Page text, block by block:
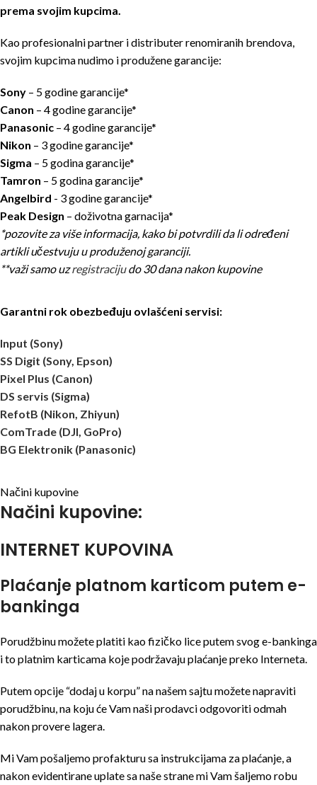
prema svojim kupcima.
Kao profesionalni partner i distributer renomiranih brendova,
svojim kupcima nudimo i produžene garancije:
Sony – 5 godine garancije*
Canon – 4 godine garancije*
Panasonic – 4 godine garancije*
Nikon – 3 godine garancije*
Sigma – 5 godina garancije*
Tamron – 5 godina garancije*
Angelbird - 3 godine garancije*
Peak Design – doživotna garnacija*
*pozovite za više informacija, kako bi potvrdili da li određeni
artikli učestvuju u produženoj garanciji.
**važi samo uzregistracijudo 30 dana nakon kupovine
Garantni rok obezbeđuju ovlašćeni servisi:
Input (Sony)
SS Digit (Sony, Epson)
Pixel Plus (Canon)
DS servis (Sigma)
RefotB (Nikon, Zhiyun)
ComTrade (DJI, GoPro)
BG Elektronik (Panasonic)
Načini kupovine
Načini kupovine:
INTERNET KUPOVINA
Plaćanje platnom karticom putem e-
bankinga
Porudžbinu možete platiti kao fizičko lice putem svog e-bankinga
i to platnim karticama koje podržavaju plaćanje preko Interneta.
Putem opcije “dodaj u korpu” na našem sajtu možete napraviti
porudžbinu, na koju će Vam naši prodavci odgovoriti odmah
nakon provere lagera.
Mi Vam pošaljemo profakturu sa instrukcijama za plaćanje, a
nakon evidentirane uplate sa naše strane mi Vam šaljemo robu